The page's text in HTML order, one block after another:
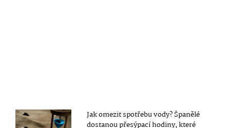
Jak omezit spotřebu vody? Španělé
dostanou přesýpací hodiny, které